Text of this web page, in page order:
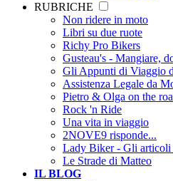
RUBRICHE
Non ridere in moto
Libri su due ruote
Richy Pro Bikers
Gusteau's - Mangiare,
Gli Appunti di Viaggio
Assistenza Legale da
Pietro & Olga on the
Rock 'n Ride
Una vita in viaggio
2NOVE9 risponde...
Lady Biker - Gli articoli
Le Strade di Matteo
IL BLOG